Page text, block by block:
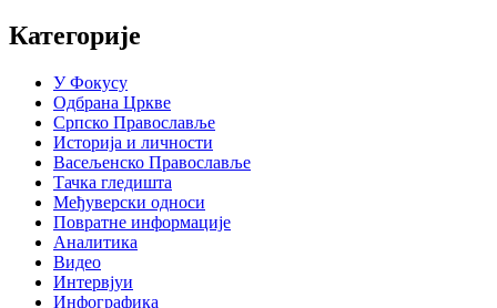
Категорије
У Фокусу
Одбрана Цркве
Српско Православље
Историја и личности
Васељенско Православље
Тачка гледишта
Међуверски односи
Повратне информације
Аналитика
Видео
Интервјуи
Инфографика